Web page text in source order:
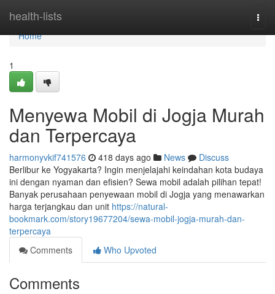
health-lists
Home
Home
1
Menyewa Mobil di Jogja Murah
dan Terpercaya
harmonyvkif741576 418 days ago News
Discuss
Berlibur ke Yogyakarta? Ingin menjelajahi keindahan kota budaya
ini dengan nyaman dan efisien? Sewa mobil adalah pilihan tepat!
Banyak perusahaan penyewaan mobil di Jogja yang menawarkan
harga terjangkau dan unit https://natural-
bookmark.com/story19677204/sewa-mobil-jogja-murah-dan-
terpercaya
Comments
Who Upvoted
Comments